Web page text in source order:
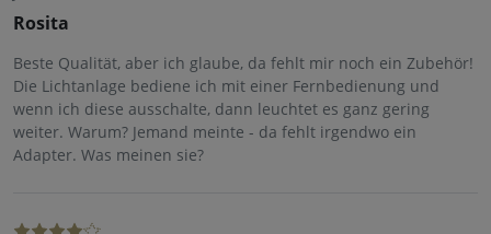
Rosita
Beste Qualität, aber ich glaube, da fehlt mir noch ein Zubehör!
Die Lichtanlage bediene ich mit einer Fernbedienung und
wenn ich diese ausschalte, dann leuchtet es ganz gering
weiter. Warum? Jemand meinte - da fehlt irgendwo ein
Adapter. Was meinen sie?